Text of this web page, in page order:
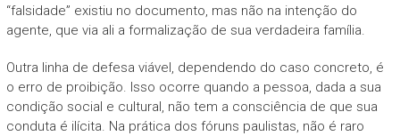
“falsidade” existiu no documento, mas não na intenção do
agente, que via ali a formalização de sua verdadeira família.
Outra linha de defesa viável, dependendo do caso concreto, é
o erro de proibição. Isso ocorre quando a pessoa, dada a sua
condição social e cultural, não tem a consciência de que sua
conduta é ilícita. Na prática dos fóruns paulistas, não é raro